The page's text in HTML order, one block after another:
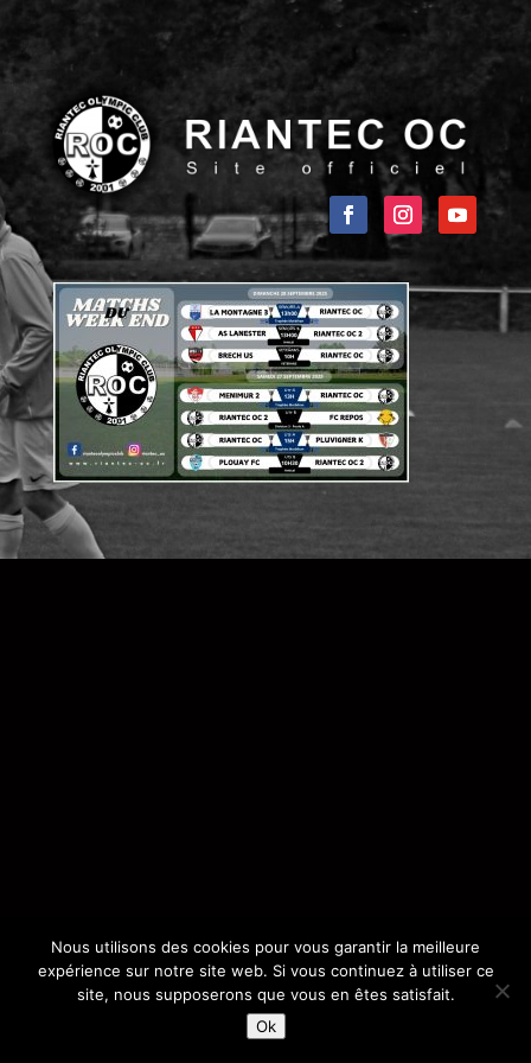
Nous utilisons des cookies pour vous garantir la meilleure
expérience sur notre site web. Si vous continuez à utiliser ce
site, nous supposerons que vous en êtes satisfait.
Ok